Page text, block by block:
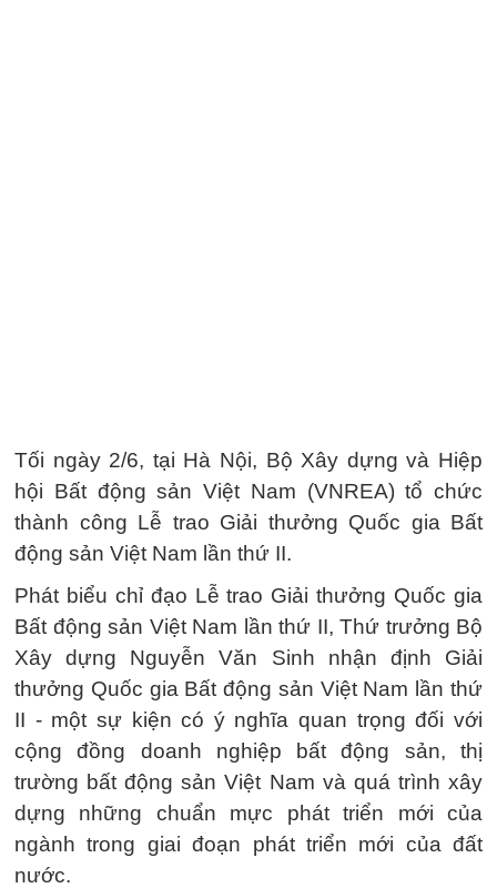
Tối ngày 2/6, tại Hà Nội, Bộ Xây dựng và Hiệp
hội Bất động sản Việt Nam (VNREA) tổ chức
thành công Lễ trao Giải thưởng Quốc gia Bất
động sản Việt Nam lần thứ II.
Phát biểu chỉ đạo Lễ trao Giải thưởng Quốc gia
Bất động sản Việt Nam lần thứ II, Thứ trưởng Bộ
Xây dựng Nguyễn Văn Sinh nhận định Giải
thưởng Quốc gia Bất động sản Việt Nam lần thứ
II - một sự kiện có ý nghĩa quan trọng đối với
cộng đồng doanh nghiệp bất động sản, thị
trường bất động sản Việt Nam và quá trình xây
dựng những chuẩn mực phát triển mới của
ngành trong giai đoạn phát triển mới của đất
nước.